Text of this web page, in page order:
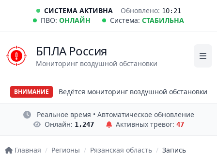
СИСТЕМА АКТИВНА Обновлено: 10:21
ПВО: ОНЛАЙН Система: СТАБИЛЬНА
БПЛА Россия
Мониторинг воздушной обстановки
ВНИМАНИЕ Ведётся мониторинг воздушной обстановки
Реальное время • Автоматическое обновление
Онлайн: 1,247 Активных тревог: 47
Главная / Регионы / Рязанская область / Запись